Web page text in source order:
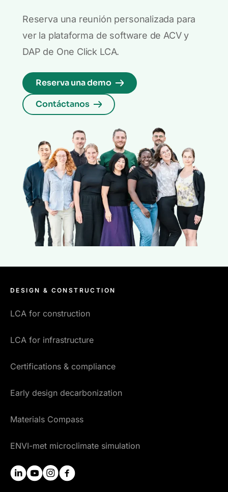
Reserva una reunión personalizada para
ver la plataforma de software de ACV y
DAP de One Click LCA.
Reserva una demo
Contáctanos
DESIGN & CONSTRUCTION
LCA for construction
LCA for infrastructure
Certifications & compliance
Early design decarbonization
Materials Compass
ENVI-met microclimate simulation
linkedinyoutubeinstagram